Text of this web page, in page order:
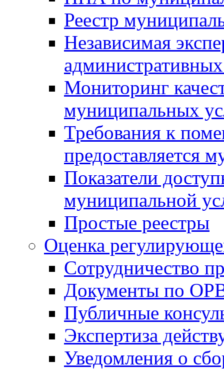
Реестр
Независимая
Мониторинг
муниципальных
Требования к
предоставляется
Показатели
муниципальной
Простые реестры
Оценка
Сотрудничество
Документы по
Публичные
Экспертиза
Уведомления о